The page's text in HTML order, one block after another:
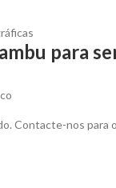
para
Contacte-nos